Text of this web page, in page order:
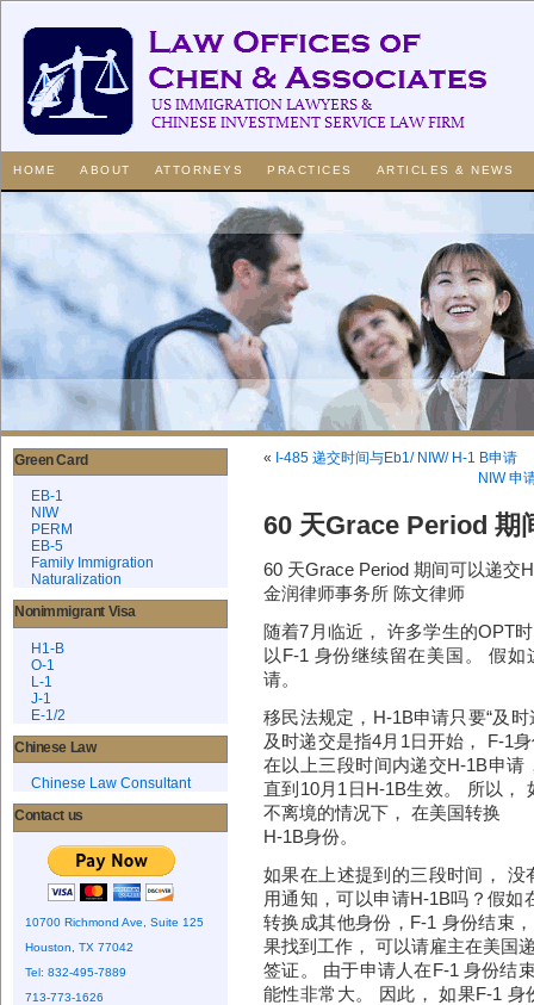
HOME ABOUT ATTORNEYS PRACTICES ARTICLES & NEWS
Green Card
EB-1
NIW
PERM
EB-5
Family Immigration
Naturalization
Nonimmigrant Visa
H1-B
O-1
L-1
J-1
E-1/2
Chinese Law
Chinese Law Consultant
Contact us
10700 Richmond Ave, Suite 125
Houston, TX 77042
Tel: 832-495-7889
713-773-1626
« I-485 递交时间与Eb1/ NIW/ H-1 B申请
NIW 申
60 天Grace Period 期
60 天Grace Period 期间可以递交
金润律师事务所 陈文律师
随着7月临近， 许多学生的OPT
以F-1 身份继续留在美国。 假
请。
移民法规定，H-1B申请只要“及
及时递交是指4月1日开始， F-1
在以上三段时间内递交H-1B申请
直到10月1日H-1B生效。 所以，
不离境的情况下， 在美国转换
H-1B身份。
如果在上述提到的三段时间，
用通知，可以申请H-1B吗？假如
转换成其他身份，F-1 身份结束
果找到工作， 可以请雇主在美国
签证。 由于申请人在F-1 身份结
能性非常大。 因此， 如果F-1